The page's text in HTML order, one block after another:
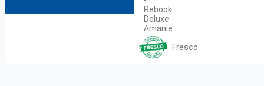
Rebook
Deluxe
Amanie
Fresco